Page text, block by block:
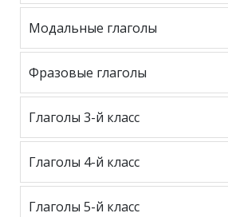
Модальные глаголы
Фразовые глаголы
Глаголы 3-й класс
Глаголы 4-й класс
Глаголы 5-й класс